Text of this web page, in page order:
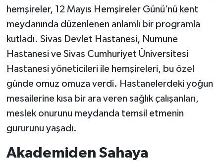
hemşireler, 12 Mayıs Hemşireler Günü’nü kent
meydanında düzenlenen anlamlı bir programla
kutladı. Sivas Devlet Hastanesi, Numune
Hastanesi ve Sivas Cumhuriyet Üniversitesi
Hastanesi yöneticileri ile hemşireleri, bu özel
günde omuz omuza verdi. Hastanelerdeki yoğun
mesailerine kısa bir ara veren sağlık çalışanları,
meslek onurunu meydanda temsil etmenin
gururunu yaşadı.
Akademiden Sahaya